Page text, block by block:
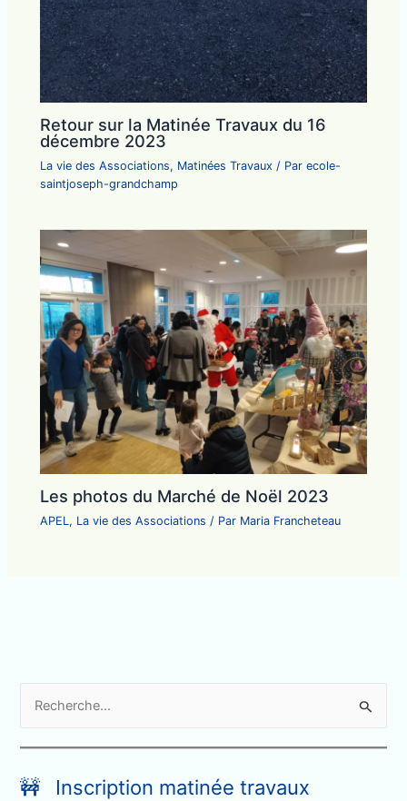
Retour sur la Matinée Travaux du 16
décembre 2023
La vie des Associations, Matinées Travaux / Parecole-
saintjoseph-grandchamp
Les photos du Marché de Noël 2023
APEL , La vie des Associations / Par Maria Francheteau
c
h
🚧 Inscription matinée travaux